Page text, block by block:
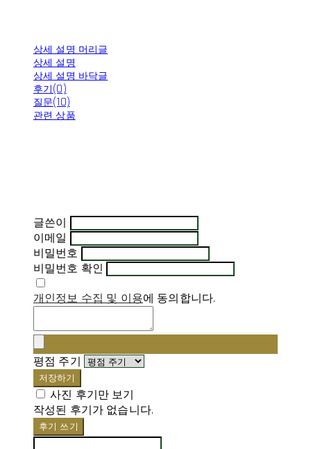
상세 설명 머리글
상세 설명
상세 설명 바닥글
후기(0)
질문(10)
관련 상품
글쓴이
이메일
비밀번호
비밀번호 확인
개인정보 수집 및 이용에 동의합니다.
평점 주기
저장하기
사진 후기만 보기
작성된 후기가 없습니다.
후기 쓰기